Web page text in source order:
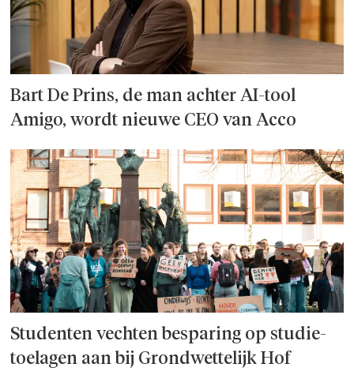
Bart De Prins, de man achter AI-tool
Amigo, wordt nieuwe CEO van Acco
Studenten vechten besparing op studie­
toelagen aan bij Grondwettelijk Hof